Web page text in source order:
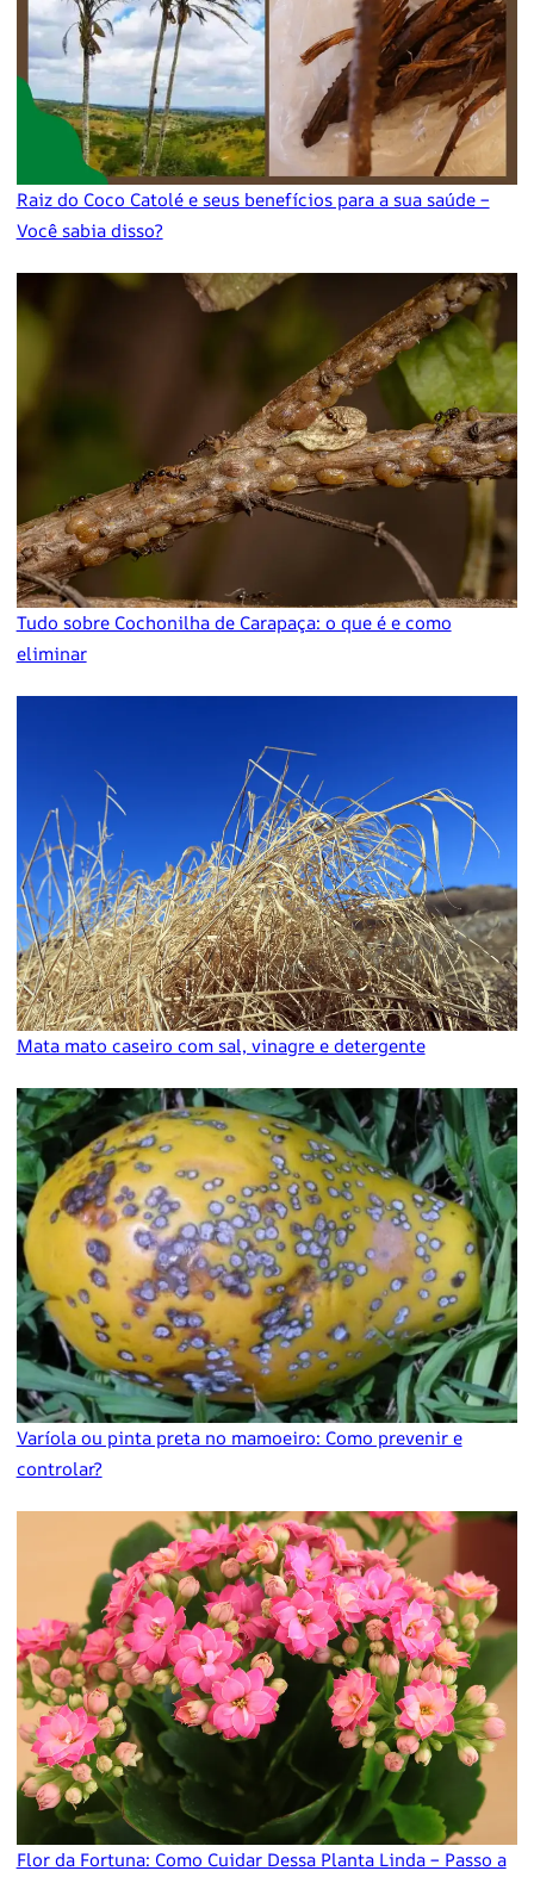
Raiz do Coco Catolé e seus benefícios para a sua saúde –
Você sabia disso?
Tudo sobre Cochonilha de Carapaça: o que é e como
eliminar
Mata mato caseiro com sal, vinagre e detergente
Varíola ou pinta preta no mamoeiro: Como prevenir e
controlar?
Flor da Fortuna: Como Cuidar Dessa Planta Linda – Passo a